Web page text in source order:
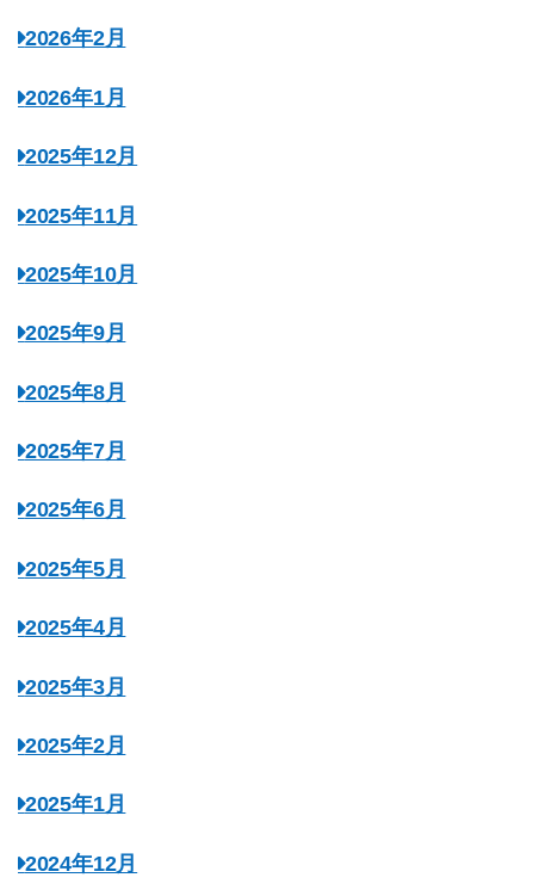
2026年2月
2026年1月
2025年12月
2025年11月
2025年10月
2025年9月
2025年8月
2025年7月
2025年6月
2025年5月
2025年4月
2025年3月
2025年2月
2025年1月
2024年12月